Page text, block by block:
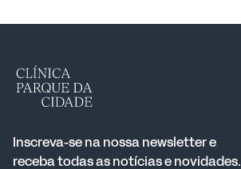
Inscreva-se na nossa newsletter e
receba todas as notícias e novidades.